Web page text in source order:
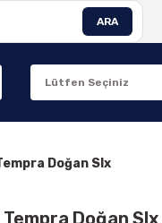
ARA
Doğan Slx
Doğan Slx